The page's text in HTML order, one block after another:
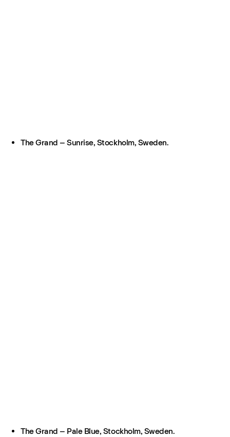
The Grand – Sunrise, Stockholm, Sweden.
The Grand – Pale Blue, Stockholm, Sweden.